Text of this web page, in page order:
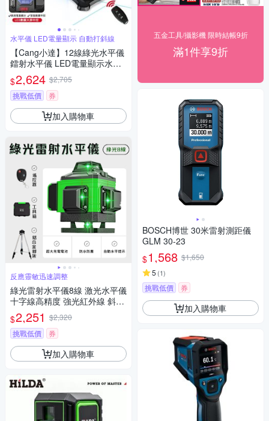
水平儀 LED電量顯示 自動打斜線
【Cang小達】12線綠光水平儀
鐳射水平儀 LED電量顯示水平
儀 貼地儀 觸控式室外裝修自動
打斜線【品牌保障 售後無憂】-
數顯中控屏款12線綠光
$2,624 $2,705
挑戰低價
券
加入購物車
反應靈敏迅速調整
綠光雷射水平儀8線 激光水平儀
十字線高精度 強光紅外線 斜線
防水 攜帶型小型水平儀 綠光 雷
射水平儀
$2,251 $2,320
挑戰低價
券
加入購物車
五金工具/攝影機 限時結帳9折
滿1件享9折
BOSCH博世 30米雷射測距儀
GLM 30-23
$1,568 $1,650
5 (1)
挑戰低價 券
加入購物車